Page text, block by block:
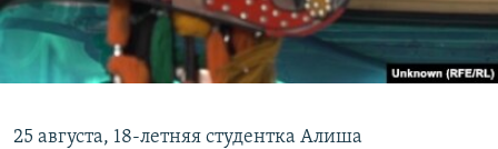
25 августа, 18-летняя студентка Алиша